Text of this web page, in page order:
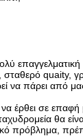
σταθερό quaity,
να πάρει από
έρθει σε επαφή
θα
πρόβλημα,